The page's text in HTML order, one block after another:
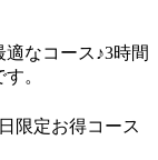
なコース♪3時間
。
限定お得コース